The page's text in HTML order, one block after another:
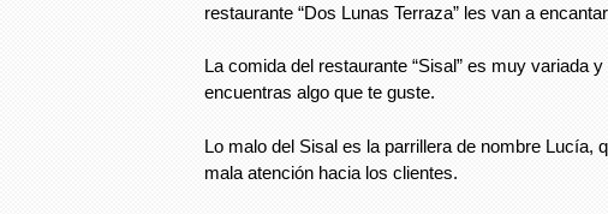
restaurante “Dos Lunas Terraza” les van a
La comida del restaurante “Sisal” es muy variada
encuentras algo que te guste.
Lo malo del Sisal es la parrillera de nombre Lucía,
mala atención hacia los clientes.